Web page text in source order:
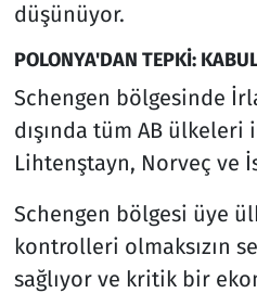
düşünüyor.
POLONYA'DAN TEPKİ:
Schengen bölgesinde
dışında tüm AB ülkeleri
Lihtenştayn, Norveç ve
Schengen bölgesi üye
kontrolleri olmaksızın
sağlıyor ve kritik bir